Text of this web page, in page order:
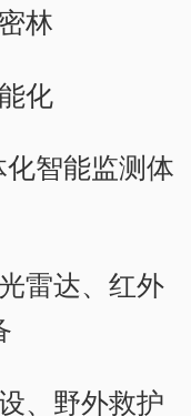
林
化
化智能监测体
雷达、红外
、野外救护